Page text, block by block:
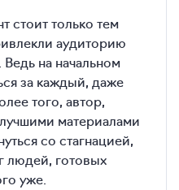
стоит только тем
аудиторию
на начальном
за каждый, даже
того, автор,
материалами
со стагнацией,
людей, готовых
уже.